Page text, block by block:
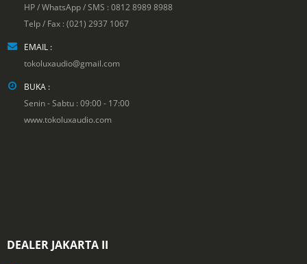
HP / WhatsApp / SMS : 0812 8989 8988
Telp / Fax : (021) 2937 1067
EMAIL :
tokoluxaudio@gmail.com
BUKA :
Senin - Sabtu : 09:00 - 17:00
www.tokoluxaudio.com
DEALER JAKARTA II